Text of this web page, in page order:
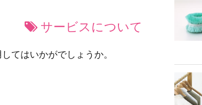
サービスについて
てはいかがでしょうか。